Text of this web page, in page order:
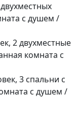
с душем /
2 двухместные
комната с
3 спальни с
с душем /